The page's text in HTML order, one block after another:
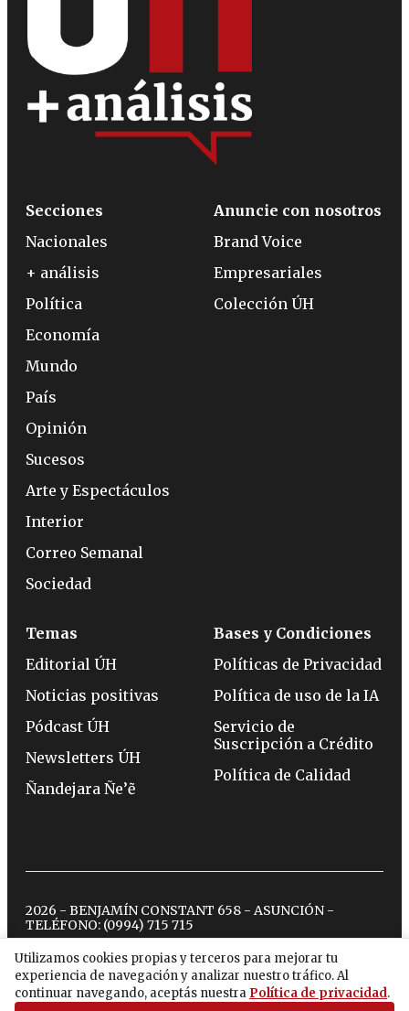
Utilizamos cookies propias y terceros para mejorar tu
experiencia de navegación y analizar nuestro tráfico. Al
continuar navegando, aceptás nuestra Política de privacidad.
Secciones
Nacionales
+ análisis
Política
Economía
Mundo
País
Opinión
Sucesos
Arte y Espectáculos
Interior
Correo Semanal
Sociedad
Anuncie con nosotros
Brand Voice
Empresariales
Colección ÚH
Temas
Editorial ÚH
Noticias positivas
Pódcast ÚH
Newsletters ÚH
Ñandejara Ñe’ẽ
Bases y Condiciones
Políticas de Privacidad
Política de uso de la IA
Servicio de
Suscripción a Crédito
Política de Calidad
2026 - BENJAMÍN CONSTANT 658 - ASUNCIÓN -
TELÉFONO: (0994) 715 715
twitterinstagram
facebook
tiktokyoutubespotify